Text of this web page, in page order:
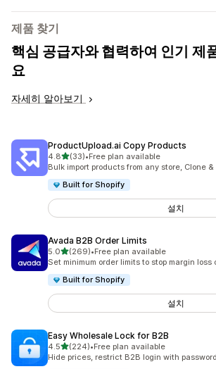
제품 찾기
핵심 공급자와 협력하여 인기 제
요
자세히 알아보기
ProductUpload.ai Copy Products
4.8별 5개 중
(33)
총 리뷰 33개
•Free plan available
Bulk import products from any store, Clone
Built for Shopify
설치
Avada B2B Order Limits
5.0별 5개 중
(269)
총 리뷰 269개
•Free plan available
Set minimum order limits to stop margin loss
Built for Shopify
설치
Easy Wholesale Lock for B2B
4.5별 5개 중
(224)
총 리뷰 224개
•Free plan available
Hide prices, restrict B2B login with